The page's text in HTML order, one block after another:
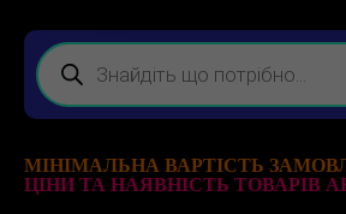
МІНІМАЛЬНА ВАРТІСТЬ
ЦІНИ ТА НАЯВНІСТЬ ТОВАРІВ